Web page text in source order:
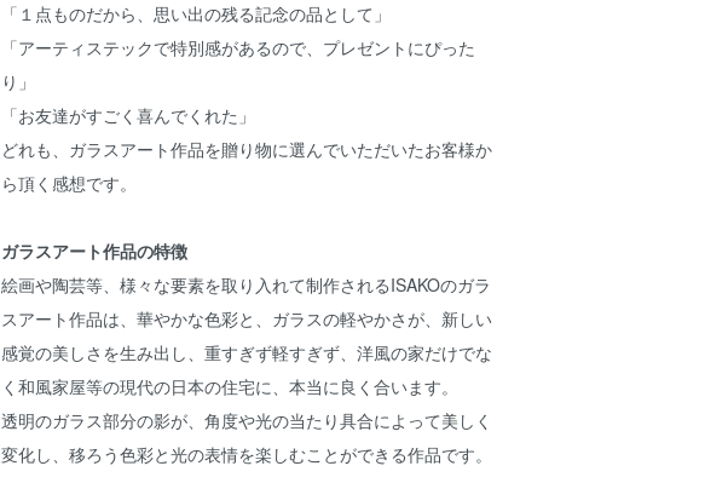
「１点ものだから、思い出の残る記念の品として」
「アーティステックで特別感があるので、プレゼントにぴった
り」
「お友達がすごく喜んでくれた」
どれも、ガラスアート作品を贈り物に選んでいただいたお客様か
ら頂く感想です。
ガラスアート作品の特徴
絵画や陶芸等、様々な要素を取り入れて制作されるISAKOのガラ
スアート作品は、華やかな色彩と、ガラスの軽やかさが、新しい
感覚の美しさを生み出し、重すぎず軽すぎず、洋風の家だけでな
く和風家屋等の現代の日本の住宅に、本当に良く合います。
透明のガラス部分の影が、角度や光の当たり具合によって美しく
変化し、移ろう色彩と光の表情を楽しむことができる作品です。